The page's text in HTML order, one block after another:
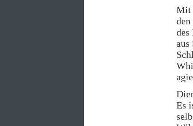
Mit
des
aus
Es